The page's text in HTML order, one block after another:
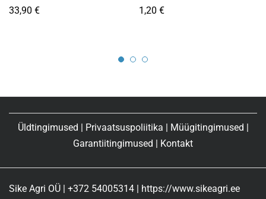
33,90 € 1,20 €
Üldtingimused Privaatsuspoliitika Müügitingimused
Garantiitingimused
Kontakt
Sike Agri OÜ | +372 54005314 | https://www.sikeagri.ee